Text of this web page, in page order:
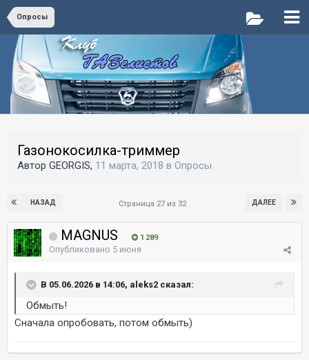
Опросы
Газонокосилка-триммер
Автор GEORGIS, 11 марта, 2018 в Опросы
НАЗАД ДАЛЕЕ
Страница 27 из 32
MAGNUS 1 289
Опубликовано 5 июня
В 05.06.2026 в 14:06, aleks2 сказал:
Обмыть!
Сначала опробовать, потом обмыть)